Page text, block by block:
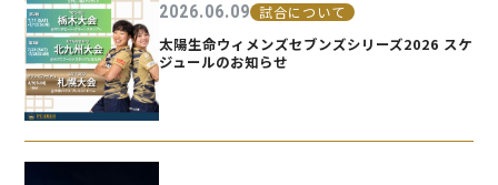
2026.06.09 試合について
太陽生命ウィメンズセブンズシリーズ2026 スケ
ジュールのお知らせ